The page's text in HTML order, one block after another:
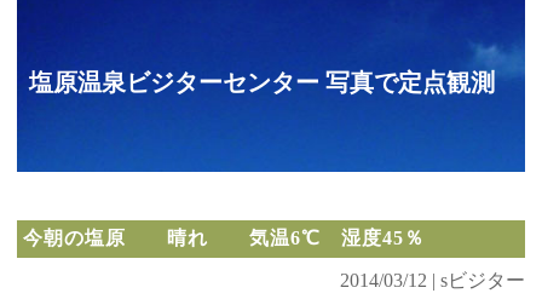
塩原温泉ビジターセンター 写真で定点観測
今朝の塩原 晴れ 気温6℃ 湿度45％
2014/03/12 | sビジター